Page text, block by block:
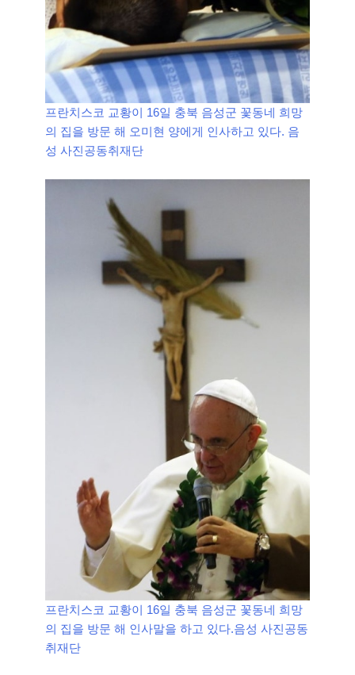
프란치스코 교황이 16일 충북 음성군 꽃동네 희망
의 집을 방문 해 오미현 양에게 인사하고 있다. 음
성 사진공동취재단
프란치스코 교황이 16일 충북 음성군 꽃동네 희망
의 집을 방문 해 인사말을 하고 있다.음성 사진공동
취재단